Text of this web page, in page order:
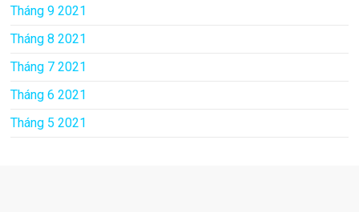
Tháng 9 2021
Tháng 8 2021
Tháng 7 2021
Tháng 6 2021
Tháng 5 2021